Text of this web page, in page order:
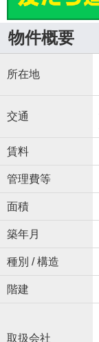
物件概要
所在地
交通
賃料
管理費等
面積
築年月
種別 / 構造
階建
取扱会社